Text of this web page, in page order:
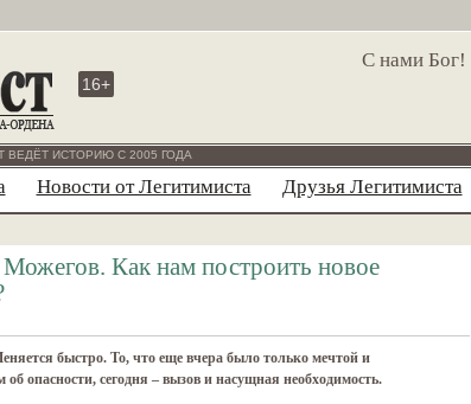
С нами Бог!
16+
ВЕДЁТ ИСТОРИЮ С 2005 ГОДА
Новости от Легитимиста Друзья Легитимиста
Как нам построить новое
быстро. То, что еще вчера было только мечтой и
об опасности, сегодня – вызов и насущная необходимость.